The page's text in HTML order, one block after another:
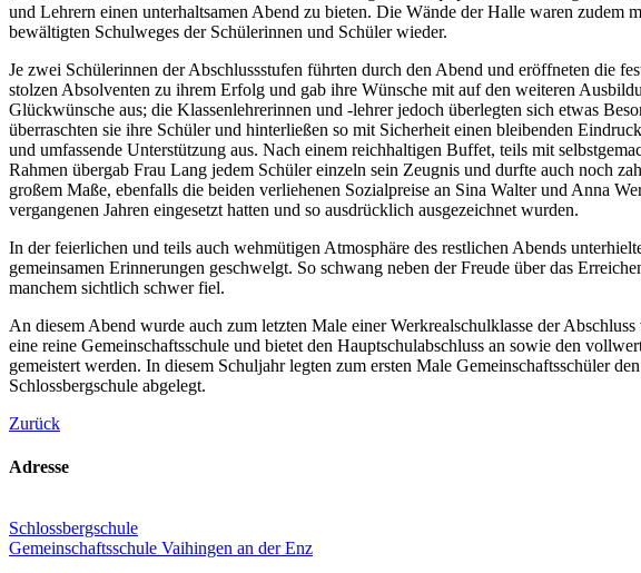
und Lehrern einen unterhaltsamen Abend zu bieten. Die Wände der Halle waren zudem
bewältigten Schulweges der Schülerinnen und Schüler wieder.
Je zwei Schülerinnen der Abschlussstufen führten durch den Abend und eröffneten die
stolzen Absolventen zu ihrem Erfolg und gab ihre Wünsche mit auf den weiteren
Glückwünsche aus; die Klassenlehrerinnen und -lehrer jedoch überlegten sich etwas
überraschten sie ihre Schüler und hinterließen so mit Sicherheit einen bleibenden
und umfassende Unterstützung aus. Nach einem reichhaltigen Buffet, teils mit
Rahmen übergab Frau Lang jedem Schüler einzeln sein Zeugnis und durfte auch noch
großem Maße, ebenfalls die beiden verliehenen Sozialpreise an Sina Walter und Anna
vergangenen Jahren eingesetzt hatten und so ausdrücklich ausgezeichnet wurden.
In der feierlichen und teils auch wehmütigen Atmosphäre des restlichen Abends
gemeinsamen Erinnerungen geschwelgt. So schwang neben der Freude über das
manchem sichtlich schwer fiel.
An diesem Abend wurde auch zum letzten Male einer Werkrealschulklasse der
eine reine Gemeinschaftsschule und bietet den Hauptschulabschluss an sowie den
gemeistert werden. In diesem Schuljahr legten zum ersten Male Gemeinschaftsschüler
Schlossbergschule abgelegt.
Zurück
Adresse
Schlossbergschule
Gemeinschaftsschule Vaihingen an der Enz